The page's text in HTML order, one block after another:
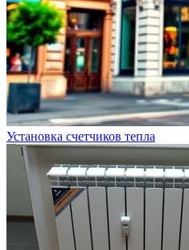
Установка счетчиков тепла